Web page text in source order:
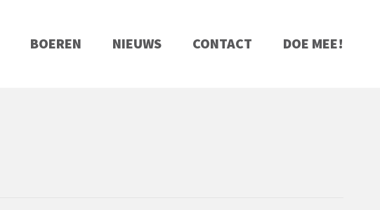
BOEREN NIEUWS CONTACT DOE MEE!